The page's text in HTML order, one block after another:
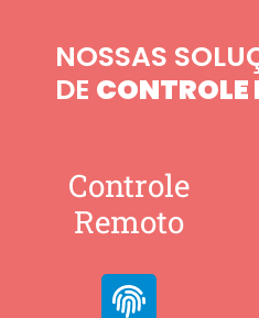
NOSSAS
DE CONTROLE
Controle
Remoto